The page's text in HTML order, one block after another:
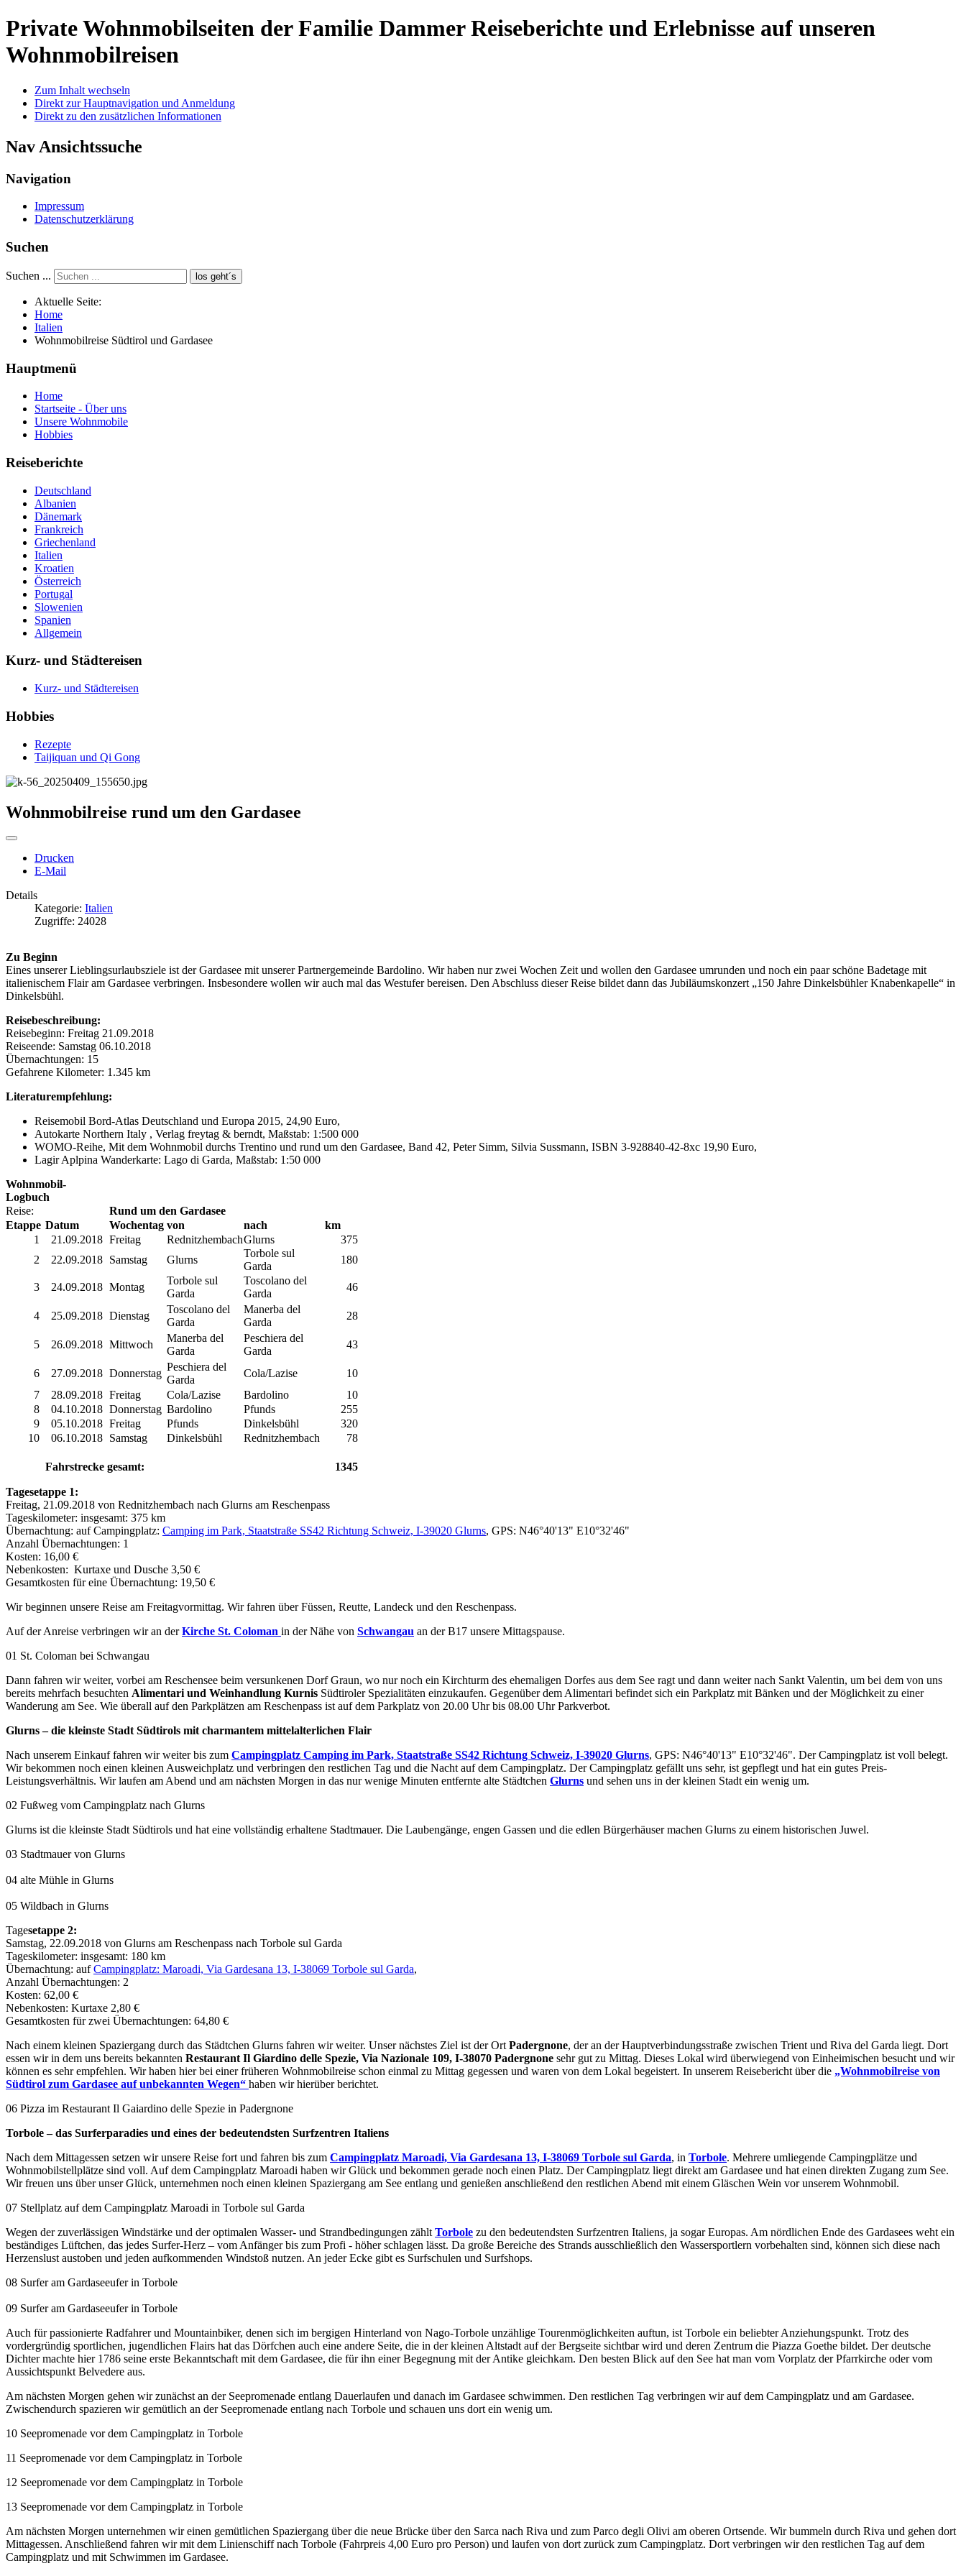
Private Wohnmobilseiten der Familie DammerReiseberichte und Erlebnisse auf unseren
Wohnmobilreisen
Zum Inhalt wechseln
Direkt zur Hauptnavigation und Anmeldung
Direkt zu den zusätzlichen Informationen
Nav Ansichtssuche
Navigation
Impressum
Datenschutzerklärung
Suchen
Suchen ... los geht´s
Aktuelle Seite:
Home
Italien
Wohnmobilreise Südtirol und Gardasee
Hauptmenü
Home
Startseite - Über uns
Unsere Wohnmobile
Hobbies
Reiseberichte
Deutschland
Albanien
Dänemark
Frankreich
Griechenland
Italien
Kroatien
Österreich
Portugal
Slowenien
Spanien
Allgemein
Kurz- und Städtereisen
Kurz- und Städtereisen
Hobbies
Rezepte
Taijiquan und Qi Gong
Wohnmobilreise rund um den Gardasee
Drucken
E-Mail
Details
Kategorie: Italien
Zugriffe: 24028
Zu Beginn
Eines unserer Lieblingsurlaubsziele ist der Gardasee mit unserer Partnergemeinde Bardolino. Wir haben nur zwei Wochen Zeit und wollen den Gardasee umrunden und noch ein paar schöne Badetage mit
italienischem Flair am Gardasee verbringen. Insbesondere wollen wir auch mal das Westufer bereisen. Den Abschluss dieser Reise bildet dann das Jubiläumskonzert „150 Jahre Dinkelsbühler Knabenkapelle“ in
Dinkelsbühl.
Reisebeschreibung:
Reisebeginn: Freitag 21.09.2018
Reiseende: Samstag 06.10.2018
Übernachtungen: 15
Gefahrene Kilometer: 1.345 km
Literaturempfehlung:
Reisemobil Bord-Atlas Deutschland und Europa 2015, 24,90 Euro,
Autokarte Northern Italy , Verlag freytag & berndt, Maßstab: 1:500 000
WOMO-Reihe, Mit dem Wohnmobil durchs Trentino und rund um den Gardasee, Band 42, Peter Simm, Silvia Sussmann, ISBN 3-928840-42-8xc 19,90 Euro,
Lagir Aplpina Wanderkarte: Lago di Garda, Maßstab: 1:50 000
Wohnmobil-
Logbuch
Reise:
Rund um den Gardasee
Etappe Datum Wochentag von nach
km
1
21.09.2018 Freitag RednitzhembachGlurns
375
2
22.09.2018 Samstag Glurns
Torbole sul
Garda
180
3 24.09.2018 Montag
Torbole sul
Garda
Toscolano del
Garda
46
4 25.09.2018 Dienstag
Toscolano del
Garda
Manerba del
Garda
28
5 26.09.2018 Mittwoch
Manerba del
Garda
Peschiera del
Garda
43
6 27.09.2018 Donnerstag
Peschiera del
Garda
Cola/Lazise
10
7
28.09.2018 Freitag Cola/Lazise Bardolino
10
8
04.10.2018 Donnerstag Bardolino Pfunds
255
9
05.10.2018 Freitag Pfunds Dinkelsbühl
320
10
06.10.2018 Samstag Dinkelsbühl Rednitzhembach 78
Fahrstrecke gesamt: 1345
Tagesetappe 1:
Freitag, 21.09.2018 von Rednitzhembach nach Glurns am Reschenpass
Tageskilometer: insgesamt: 375 km
Übernachtung: auf Campingplatz: Camping im Park, Staatstraße SS42 Richtung Schweiz, I-39020 Glurns, GPS: N46°40'13" E10°32'46"
Anzahl Übernachtungen: 1
Kosten: 16,00 €
Nebenkosten: Kurtaxe und Dusche 3,50 €
Gesamtkosten für eine Übernachtung: 19,50 €
Wir beginnen unsere Reise am Freitagvormittag. Wir fahren über Füssen, Reutte, Landeck und den Reschenpass.
Auf der Anreise verbringen wir an derKirche St. Coloman in der Nähe von Schwangau an der B17 unsere Mittagspause.
01 St. Coloman bei Schwangau
Dann fahren wir weiter, vorbei am Reschensee beim versunkenen Dorf Graun, wo nur noch ein Kirchturm des ehemaligen Dorfes aus dem See ragt und dann weiter nach Sankt Valentin, um bei dem von uns
bereits mehrfach besuchten Alimentari und Weinhandlung Kurnis Südtiroler Spezialitäten einzukaufen. Gegenüber dem Alimentari befindet sich ein Parkplatz mit Bänken und der Möglichkeit zu einer
Wanderung am See. Wie überall auf den Parkplätzen am Reschenpass ist auf dem Parkplatz von 20.00 Uhr bis 08.00 Uhr Parkverbot.
Glurns – die kleinste Stadt Südtirols mit charmantem mittelalterlichen Flair
Nach unserem Einkauf fahren wir weiter bis zum Campingplatz Camping im Park, Staatstraße SS42 Richtung Schweiz, I-39020 Glurns, GPS: N46°40'13" E10°32'46". Der Campingplatz ist voll belegt.
Wir bekommen noch einen kleinen Ausweichplatz und verbringen den restlichen Tag und die Nacht auf dem Campingplatz. Der Campingplatz gefällt uns sehr, ist gepflegt und hat ein gutes Preis-
Leistungsverhältnis. Wir laufen am Abend und am nächsten Morgen in das nur wenige Minuten entfernte alte Städtchen Glurns und sehen uns in der kleinen Stadt ein wenig um.
02 Fußweg vom Campingplatz nach Glurns
Glurns ist die kleinste Stadt Südtirols und hat eine vollständig erhaltene Stadtmauer. Die Laubengänge, engen Gassen und die edlen Bürgerhäuser machen Glurns zu einem historischen Juwel.
03 Stadtmauer von Glurns
04 alte Mühle in Glurns
05 Wildbach in Glurns
Tagesetappe 2:
Samstag, 22.09.2018 von Glurns am Reschenpass nach Torbole sul Garda
Tageskilometer: insgesamt: 180 km
Übernachtung: aufCampingplatz: Maroadi, Via Gardesana 13, I-38069 Torbole sul Garda,
Anzahl Übernachtungen: 2
Kosten: 62,00 €
Nebenkosten: Kurtaxe 2,80 €
Gesamtkosten für zwei Übernachtungen: 64,80 €
Nach einem kleinen Spaziergang durch das Städtchen Glurns fahren wir weiter. Unser nächstes Ziel ist der OrtPadergnone, der an der Hauptverbindungsstraße zwischen Trient und Riva del Garda liegt. Dort
essen wir in dem uns bereits bekannten Restaurant Il Giardino delle Spezie, Via Nazionale 109, I-38070 Padergnone sehr gut zu Mittag. Dieses Lokal wird überwiegend von Einheimischen besucht und wir
können es sehr empfehlen. Wir haben hier bei einer früheren Wohnmobilreise schon einmal zu Mittag gegessen und waren von dem Lokal begeistert. In unserem Reisebericht über die „Wohnmobilreise von
Südtirol zum Gardasee auf unbekannten Wegen“ haben wir hierüber berichtet.
06 Pizza im Restaurant Il Gaiardino delle Spezie in Padergnone
Torbole – das Surferparadies und eines der bedeutendsten Surfzentren Italiens
Nach dem Mittagessen setzen wir unsere Reise fort und fahren bis zum Campingplatz Maroadi, Via Gardesana 13, I-38069 Torbole sul Garda, in Torbole. Mehrere umliegende Campingplätze und
Wohnmobilstellplätze sind voll. Auf dem Campingplatz Maroadi haben wir Glück und bekommen gerade noch einen Platz. Der Campingplatz liegt direkt am Gardasee und hat einen direkten Zugang zum See.
Wir freuen uns über unser Glück, unternehmen noch einen kleinen Spaziergang am See entlang und genießen anschließend den restlichen Abend mit einem Gläschen Wein vor unserem Wohnmobil.
07 Stellplatz auf dem Campingplatz Maroadi in Torbole sul Garda
Wegen der zuverlässigen Windstärke und der optimalen Wasser- und Strandbedingungen zähltTorbole zu den bedeutendsten Surfzentren Italiens, ja sogar Europas. Am nördlichen Ende des Gardasees weht ein
beständiges Lüftchen, das jedes Surfer-Herz – vom Anfänger bis zum Profi - höher schlagen lässt. Da große Bereiche des Strands ausschließlich den Wassersportlern vorbehalten sind, können sich diese nach
Herzenslust austoben und jeden aufkommenden Windstoß nutzen. An jeder Ecke gibt es Surfschulen und Surfshops.
08 Surfer am Gardaseeufer in Torbole
09 Surfer am Gardaseeufer in Torbole
Auch für passionierte Radfahrer und Mountainbiker, denen sich im bergigen Hinterland von Nago-Torbole unzählige Tourenmöglichkeiten auftun, ist Torbole ein beliebter Anziehungspunkt. Trotz des
vordergründig sportlichen, jugendlichen Flairs hat das Dörfchen auch eine andere Seite, die in der kleinen Altstadt auf der Bergseite sichtbar wird und deren Zentrum die Piazza Goethe bildet. Der deutsche
Dichter machte hier 1786 seine erste Bekanntschaft mit dem Gardasee, die für ihn einer Begegnung mit der Antike gleichkam. Den besten Blick auf den See hat man vom Vorplatz der Pfarrkirche oder vom
Aussichtspunkt Belvedere aus.
Am nächsten Morgen gehen wir zunächst an der Seepromenade entlang Dauerlaufen und danach im Gardasee schwimmen. Den restlichen Tag verbringen wir auf dem Campingplatz und am Gardasee.
Zwischendurch spazieren wir gemütlich an der Seepromenade entlang nach Torbole und schauen uns dort ein wenig um.
10 Seepromenade vor dem Campingplatz in Torbole
11 Seepromenade vor dem Campingplatz in Torbole
12 Seepromenade vor dem Campingplatz in Torbole
13 Seepromenade vor dem Campingplatz in Torbole
Am nächsten Morgen unternehmen wir einen gemütlichen Spaziergang über die neue Brücke über den Sarca nach Riva und zum Parco degli Olivi am oberen Ortsende. Wir bummeln durch Riva und gehen dort
Mittagessen. Anschließend fahren wir mit dem Linienschiff nach Torbole (Fahrpreis 4,00 Euro pro Person) und laufen von dort zurück zum Campingplatz. Dort verbringen wir den restlichen Tag auf dem
Campingplatz und mit Schwimmen im Gardasee.